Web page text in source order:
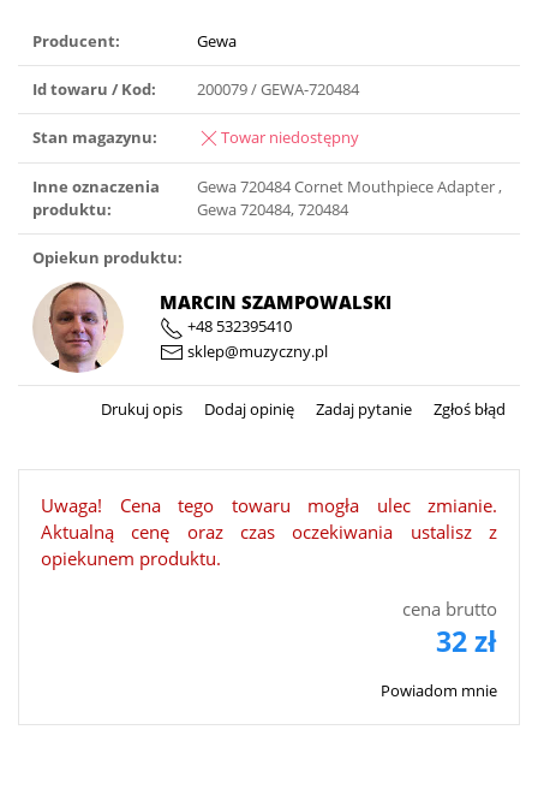
Producent: Gewa
Id towaru / Kod: 200079 / GEWA-720484
Stan magazynu: Towar niedostępny
Inne oznaczenia
produktu:
Gewa 720484 Cornet Mouthpiece Adapter ,
Gewa 720484, 720484
Opiekun produktu:
MARCIN SZAMPOWALSKI
+48 532395410
sklep@muzyczny.pl
Drukuj opis Dodaj opinię Zadaj pytanie Zgłoś błąd
Uwaga! Cena tego towaru mogła ulec zmianie.
Aktualną cenę oraz czas oczekiwania ustalisz z
opiekunem produktu.
cena brutto
32 zł
Powiadom mnie